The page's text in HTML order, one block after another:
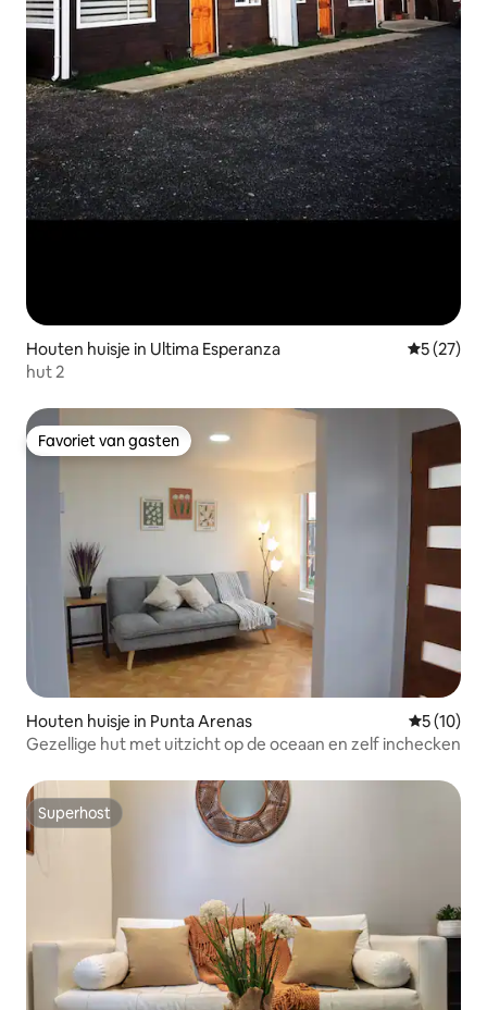
Houten huisje in Ultima Esperanza
5 (27)
hut 2
Favoriet van gasten
Favoriet van gasten
Houten huisje in Punta Arenas
5 (10)
Gezellige hut met uitzicht op de oceaan en zelf inchecken
Superhost
Superhost